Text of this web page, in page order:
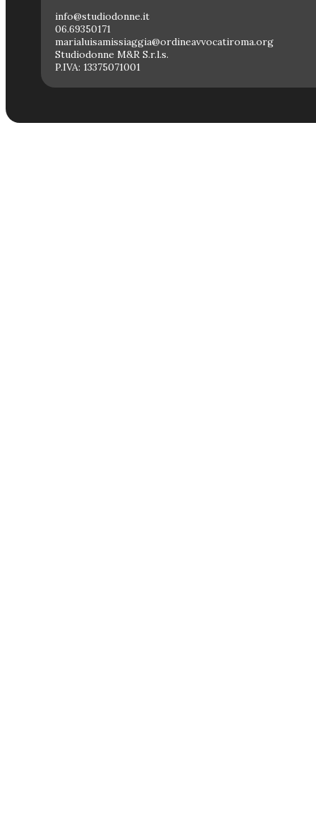
info@studiodonne.it
06.69350171
marialuisamissiaggia@ordineavvocatiroma.org
Studiodonne M&R S.r.l.s.
P.IVA: 13375071001